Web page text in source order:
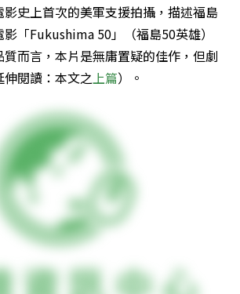
影史上首次的美軍支援拍攝，描述福島
「Fukushima 50」（福島50英雄）
質而言，本片是無庸置疑的佳作，但劇
閱讀：本文之 上篇）。